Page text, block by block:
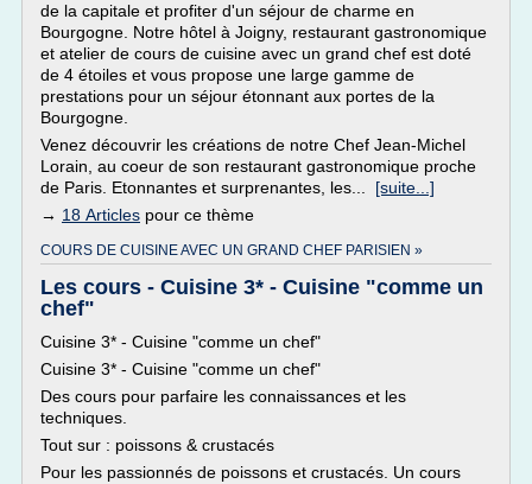
de la capitale et profiter d'un séjour de charme en
Bourgogne. Notre hôtel à Joigny, restaurant gastronomique
et atelier de cours de cuisine avec un grand chef est doté
de 4 étoiles et vous propose une large gamme de
prestations pour un séjour étonnant aux portes de la
Bourgogne.
Venez découvrir les créations de notre Chef Jean-Michel
Lorain, au coeur de son restaurant gastronomique proche
de Paris. Etonnantes et surprenantes, les... [suite...]
→ 18 Articles pour ce thème
COURS DE CUISINE AVEC UN GRAND CHEF PARISIEN »
Les cours - Cuisine 3* - Cuisine "comme un
chef"
Cuisine 3* - Cuisine "comme un chef"
Cuisine 3* - Cuisine "comme un chef"
Des cours pour parfaire les connaissances et les
techniques.
Tout sur : poissons & crustacés
Pour les passionnés de poissons et crustacés. Un cours